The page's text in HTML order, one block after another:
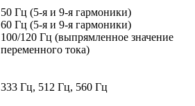
50 Гц (5-я и 9-я гармоники)
60 Гц (5-я и 9-я гармоники)
100/120 Гц (выпрямленное значение
переменного тока)
333 Гц, 512 Гц, 560 Гц